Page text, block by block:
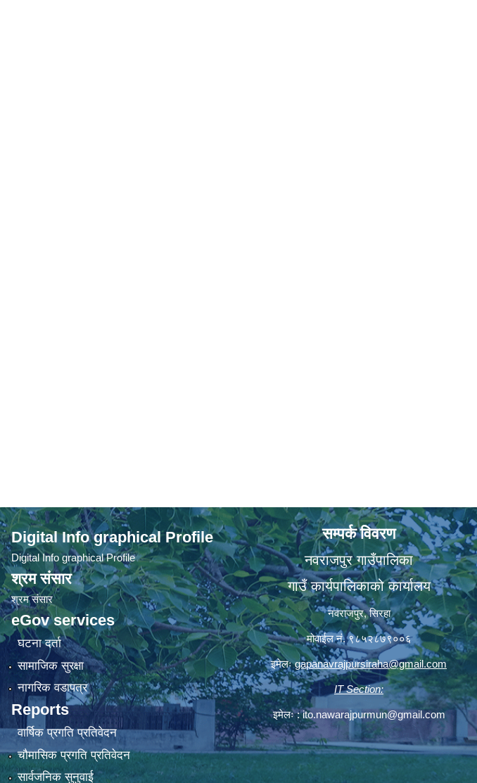
Digital Info graphical Profile
Digital Info graphical Profile
श्रम संसार
श्रम संसार
eGov services
घटना दर्ता
सामाजिक सुरक्षा
नागरिक वडापत्र
Reports
वार्षिक प्रगति प्रतिवेदन
चौमासिक प्रगति प्रतिवेदन
सार्वजनिक सुनुवाई
सम्पर्क विवरण
नवराजपुर गाउँपालिका
गाउँ कार्यपालिकाको कार्यालय
नवराजपुर, सिरहा
मोवाईल नं. ९८५२८७९००६
इमेलःgapanavrajpursiraha@gmail.com
IT Section:
इमेलः :ito.nawarajpurmun@gmail.com